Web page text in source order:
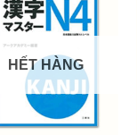
HẾT HÀNG